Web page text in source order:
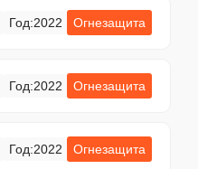
Год:2022 Огнезащита
Год:2022 Огнезащита
Год:2022 Огнезащита